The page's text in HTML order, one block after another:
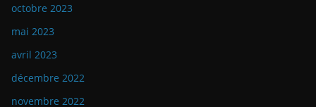
octobre 2023
mai 2023
avril 2023
décembre 2022
novembre 2022